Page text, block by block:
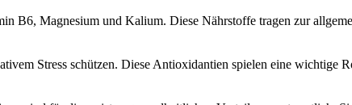
Magnesium und Kalium. Diese Nährstoffe tragen zur
Stress schützen. Diese Antioxidantien spielen eine wichtige